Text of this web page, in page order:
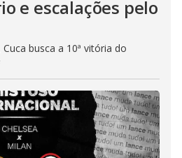
e escalações pelo
busca a 10ª vitória do